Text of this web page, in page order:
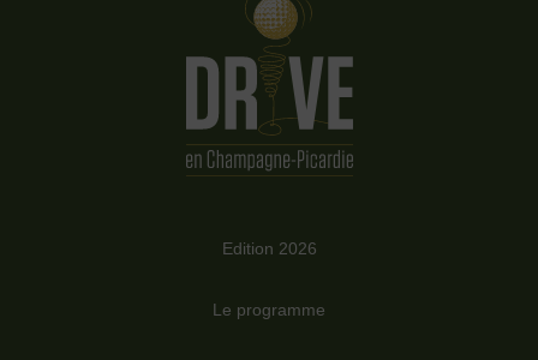
Edition 2026
Le programme